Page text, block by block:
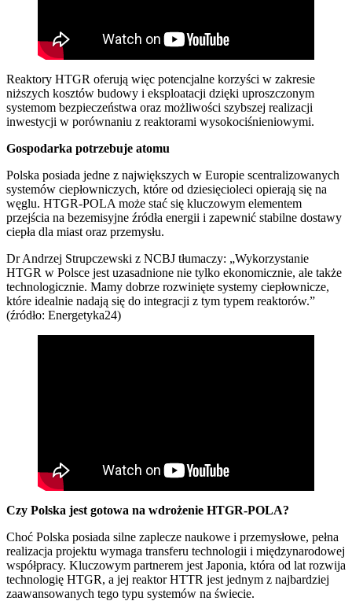
Reaktory HTGR oferują więc potencjalne korzyści w zakresie
niższych kosztów budowy i eksploatacji dzięki uproszczonym
systemom bezpieczeństwa oraz możliwości szybszej realizacji
inwestycji w porównaniu z reaktorami wysokociśnieniowymi.
Gospodarka potrzebuje atomu
Polska posiada jedne z największych w Europie scentralizowanych
systemów ciepłowniczych, które od dziesięcioleci opierają się na
węglu. HTGR-POLA może stać się kluczowym elementem
przejścia na bezemisyjne źródła energii i zapewnić stabilne dostawy
ciepła dla miast oraz przemysłu.
Dr Andrzej Strupczewski z NCBJ tłumaczy: „Wykorzystanie
HTGR w Polsce jest uzasadnione nie tylko ekonomicznie, ale także
technologicznie. Mamy dobrze rozwinięte systemy ciepłownicze,
które idealnie nadają się do integracji z tym typem reaktorów.”
(źródło: Energetyka24)
Czy Polska jest gotowa na wdrożenie HTGR-POLA?
Choć Polska posiada silne zaplecze naukowe i przemysłowe, pełna
realizacja projektu wymaga transferu technologii i międzynarodowej
współpracy. Kluczowym partnerem jest Japonia, która od lat rozwija
technologię HTGR, a jej reaktor HTTR jest jednym z najbardziej
zaawansowanych tego typu systemów na świecie.